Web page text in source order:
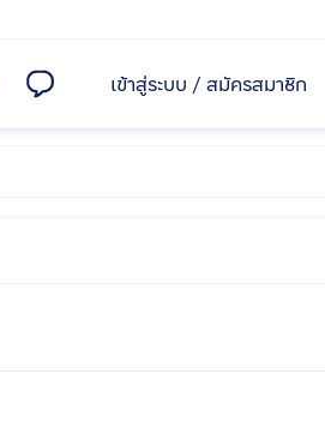
เข้าสู่ระบบ / สมัครสมาชิก